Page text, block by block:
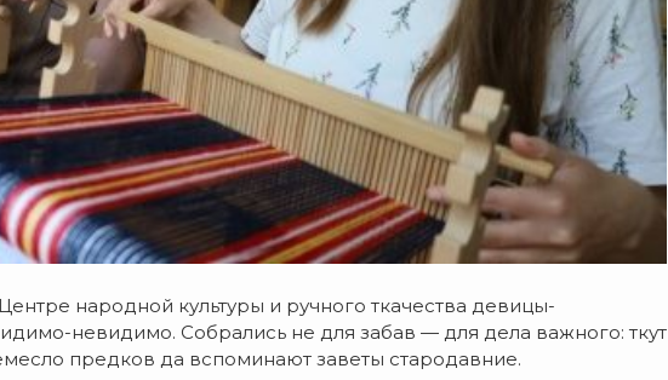
народной культуры и ручного ткачества девицы-
невидимо. Собрались не для забав — для дела важного: ткут
предков да вспоминают заветы стародавние.